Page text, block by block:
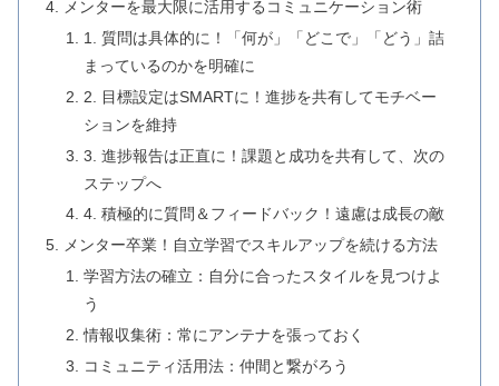
メンターを最大限に活用するコミュニケーション術
1. 質問は具体的に！「何が」「どこで」「どう」詰
まっているのかを明確に
2. 目標設定はSMARTに！進捗を共有してモチベー
ションを維持
3. 進捗報告は正直に！課題と成功を共有して、次の
ステップへ
4. 積極的に質問＆フィードバック！遠慮は成長の敵
メンター卒業！自立学習でスキルアップを続ける方法
学習方法の確立：自分に合ったスタイルを見つけよ
う
情報収集術：常にアンテナを張っておく
コミュニティ活用法：仲間と繋がろう